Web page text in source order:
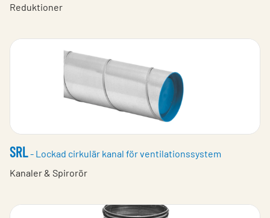
Reduktioner
SRL- Lockad cirkulär kanal för ventilationssystem
Kanaler & Spirorör